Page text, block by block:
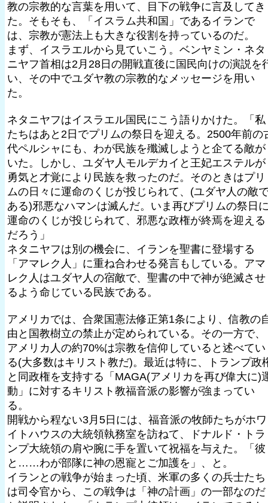
教の宗教的な言葉を用いて、目下の戦争に言及してき
た。そもそも、「イスラム共和国」であるイランで
は、宗教が憲法上も大きな役割を持っているのだ。
まず、イスラエルから見ていこう。ベンヤミン・ネタ
ニヤフ首相は2月28日の開戦直後に国民向けの演説を
い、その中でユダヤ教の宗教的なメッセージを用い
た。
ネタニヤフはイスラエル国民にこう語りかけた。「私
たちはあと2日でプリムの祭日を迎える。2500年前の
代ペルシャにも、わが民族を殲滅しようと企てる敵が
いた。しかし、ユダヤ人モルデカイと王妃エステルが
勇気と才覚により民族を救ったのだ。そのときはプリ
ムの日々に運命のくじが投じられて、(ユダヤ人の敵
ある)邪悪なハマンは滅んだ。いま再びプリムの祭日
運命のくじが投じられて、邪悪な政権が終焉を迎える
だろう」
ネタニヤフは別の機会に、イランを聖書に登場する
「アマレク人」に重ね合わせる発言もしている。アマ
レク人はユダヤ人の宿敵で、聖書の中で神が絶滅させ
るよう命じている民族である。
アメリカでは、合衆国憲法修正第1条により、信教の
由と国教樹立の禁止が定められている。その一方で、
アメリカ人の約70%は宗教を信仰していると述べてい
る(大多数はキリスト教だ)。最近は特に、トランプ政
と同政権を支持する「MAGA(アメリカを再び偉大に)
動」に対するキリスト教福音派の影響が強まってい
る。
開戦から程ない3月5日には、福音派の牧師たちがホワ
イトハウスの大統領執務室を訪ねて、ドナルド・トラ
ンプ大統領の肩や腕に手を置いて祝福を与えた。「彼
と……わが部隊に神の恩寵とご加護を」、と。
イランとの戦争が始まった頃、米軍の多くの兵士たち
は司令官から、この戦争は「神の計画」の一部なのだ